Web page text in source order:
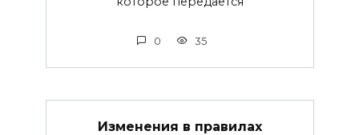
0 35
Изменения в правилах